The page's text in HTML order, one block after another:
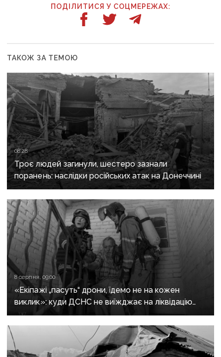
ПОДІЛИТИСЯ У СОЦМЕРЕЖАХ:
ТАКОЖ ЗА ТЕМОЮ
08:28
Троє людей загинули, шестеро зазнали
поранень: наслідки російських атак на Донеччині
8 серпня, 09:00
«Екіпажі „пасуть“ дрони, їдемо не на кожен
виклик»: куди ДСНС не виїжджає на ліквідацію
надзвичайних ситуацій у Краматорську
та Слов’янську